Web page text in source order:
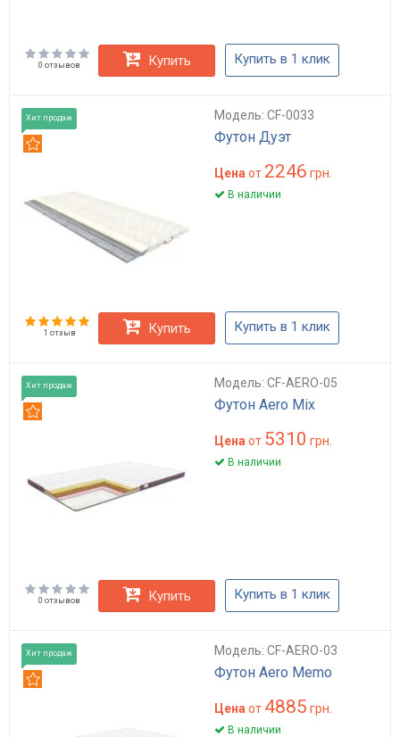
0 отзывов Купить Купить в 1 клик
Хит продаж Модель: CF-0033
Футон Дуэт
Цена от 2246 грн.
В наличии
1 отзыв Купить Купить в 1 клик
Хит продаж Модель: CF-AERO-05
Футон Aero Mix
Цена от 5310 грн.
В наличии
0 отзывов Купить Купить в 1 клик
Хит продаж Модель: CF-AERO-03
Футон Aero Memo
Цена от 4885 грн.
В наличии